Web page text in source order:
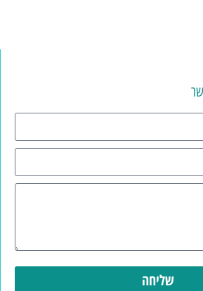
שליחה